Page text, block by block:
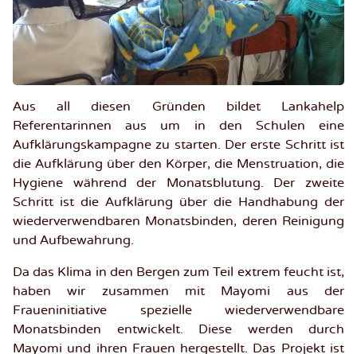
Aus all diesen Gründen bildet Lankahelp
Referentarinnen aus um in den Schulen eine
Aufklärungskampagne zu starten. Der erste Schritt ist
die Aufklärung über den Körper, die Menstruation, die
Hygiene während der Monatsblutung. Der zweite
Schritt ist die Aufklärung über die Handhabung der
wiederverwendbaren Monatsbinden, deren Reinigung
und Aufbewahrung.
Da das Klima in den Bergen zum Teil extrem feucht ist,
haben wir zusammen mit Mayomi aus der
Fraueninitiative spezielle wiederverwendbare
Monatsbinden entwickelt. Diese werden durch
Mayomi und ihren Frauen hergestellt. Das Projekt ist